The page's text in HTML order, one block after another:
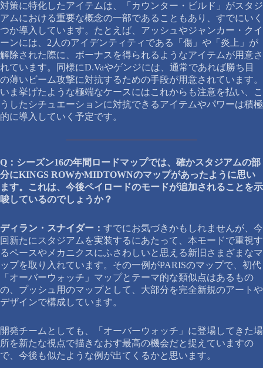
対策に特化したアイテムは、「カウンター・ビルド」がスタジ
アムにおける重要な概念の一部であることもあり、すでにいく
つか導入しています。たとえば、アッシュやジャンカー・クイ
ーンには、2人のアイデンティティである「傷」や「炎上」が
解除された際に、ボーナスを得られるようなアイテムが用意さ
れています。同様にD.Vaやゲンジには、通常であれば勝ち目
の薄いビーム攻撃に対抗するための手段が用意されています。
いま挙げたような極端なケースにはこれからも注意を払い、こ
うしたシチュエーションに対抗できるアイテムやパワーは積極
的に導入していく予定です。
Q：シーズン16の年間ロードマップでは、確かスタジアムの部
分にKINGS ROWかMIDTOWNのマップがあったように思い
ます。これは、今後ペイロードのモードが追加されることを示
唆しているのでしょうか？
ディラン・スナイダー： すでにお気づきかもしれませんが、今
回新たにスタジアムを実装するにあたって、本モードで重視す
るペースやメカニクスにふさわしいと思える新旧さまざまなマ
ップを取り入れています。その一例がPARISのマップで、初代
「オーバーウォッチ」マップとテーマ的な類似点はあるもの
の、プッシュ用のマップとして、大部分を完全新規のアートや
デザインで構成しています。
開発チームとしても、「オーバーウォッチ」に登場してきた場
所を新たな視点で描きなおす最高の機会だと捉えていますの
で、今後も似たような例が出てくるかと思います。